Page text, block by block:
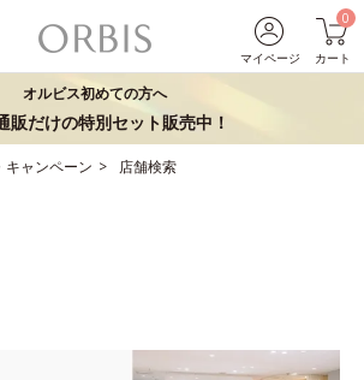
マイページ
0
カート
オルビス初めての方へ
販だけの特別セット販売中！
キャンペーン 店舗検索